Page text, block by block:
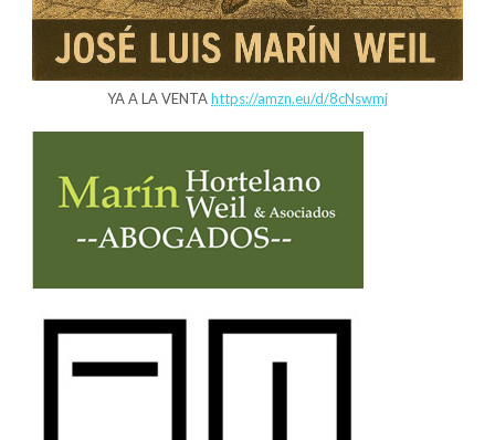
YA A LA VENTAhttps://amzn.eu/d/8cNswmj